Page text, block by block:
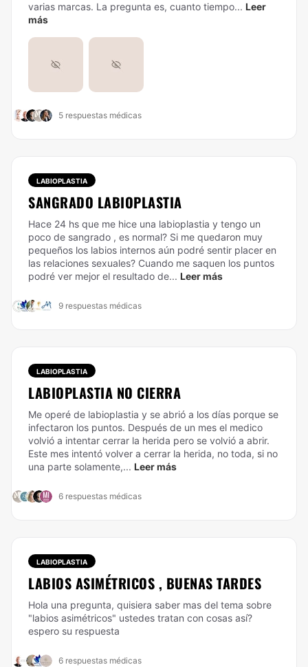
varias marcas. La pregunta es, cuanto tiempo... Leer
más
5 respuestas médicas
LABIOPLASTIA
SANGRADO LABIOPLASTIA
Hace 24 hs que me hice una labioplastia y tengo un
poco de sangrado , es normal? Si me quedaron muy
pequeños los labios internos aún podré sentir placer en
las relaciones sexuales? Cuando me saquen los puntos
podré ver mejor el resultado de... Leer más
9 respuestas médicas
LABIOPLASTIA
LABIOPLASTIA NO CIERRA
Me operé de labioplastia y se abrió a los días porque se
infectaron los puntos. Después de un mes el medico
volvió a intentar cerrar la herida pero se volvió a abrir.
Este mes intentó volver a cerrar la herida, no toda, si no
una parte solamente,... Leer más
6 respuestas médicas
LABIOPLASTIA
LABIOS ASIMÉTRICOS , BUENAS TARDES
Hola una pregunta, quisiera saber mas del tema sobre
"labios asimétricos" ustedes tratan con cosas así?
espero su respuesta
6 respuestas médicas